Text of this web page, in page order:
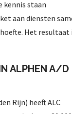
kennis staan
aan diensten
Het resultaat
ALPHEN A/D
Rijn) heeft ALC